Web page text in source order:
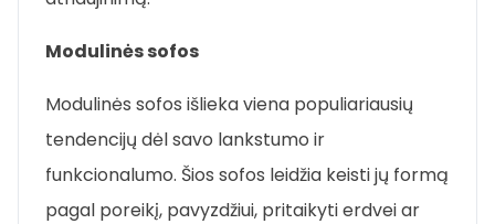
Modulinės sofos
Modulinės sofos išlieka viena populiariausių
tendencijų dėl savo lankstumo ir
funkcionalumo. Šios sofos leidžia keisti jų formą
pagal poreikį, pavyzdžiui, pritaikyti erdvei ar